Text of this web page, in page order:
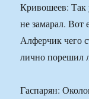
Кривошеев: Так
не замарал.
Алферчик чего
лично порешил
Гаспарян: